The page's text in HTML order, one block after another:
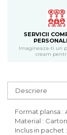
SERVICII
Imagineaza-ti un
cream
Descriere
Format plansa :
Material :
Inclus in pachet